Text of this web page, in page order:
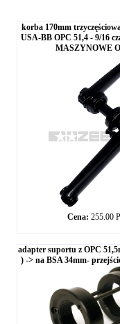
korba 170mm
USA-BB OPC 51,4 - 9/16
MASZYNOWE
Cena: 255.00
adapter suportu z OPC
) -> na BSA 34mm-